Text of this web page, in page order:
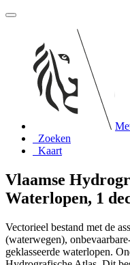
Zoeken
Kaart
Vlaamse
Waterlopen, 1
Vectorieel bestand met de
(waterwegen),
geklasseerde waterlopen.